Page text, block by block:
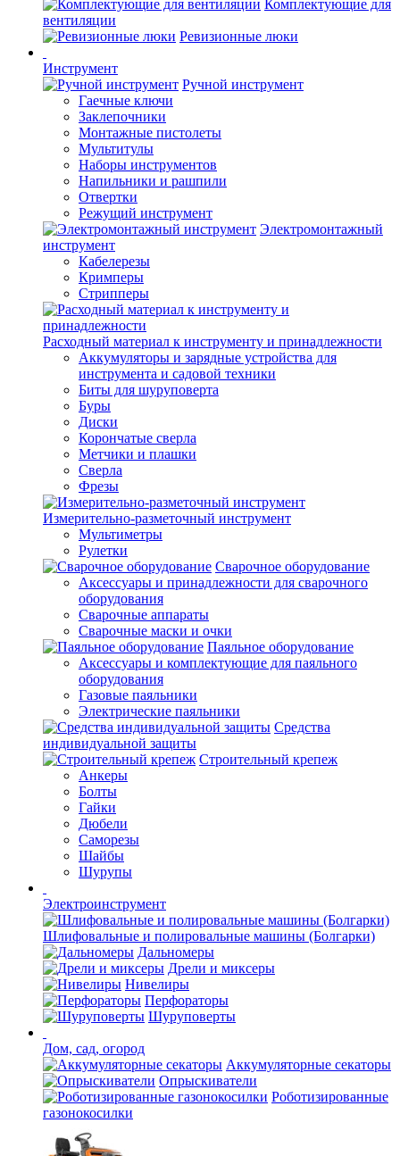
Комплектующие для
вентиляции
Ревизионные люки
Инструмент
Ручной инструмент
Гаечные ключи
Заклепочники
Монтажные пистолеты
Мультитулы
Наборы инструментов
Напильники и рашпили
Отвертки
Режущий инструмент
Электромонтажный
инструмент
Кабелерезы
Кримперы
Стрипперы
Расходный материал к инструменту и принадлежности
Аккумуляторы и зарядные устройства для
инструмента и садовой техники
Биты для шуруповерта
Буры
Диски
Корончатые сверла
Метчики и плашки
Сверла
Фрезы
Измерительно-разметочный инструмент
Мультиметры
Рулетки
Сварочное оборудование
Аксессуары и принадлежности для сварочного
оборудования
Сварочные аппараты
Сварочные маски и очки
Паяльное оборудование
Аксессуары и комплектующие для паяльного
оборудования
Газовые паяльники
Электрические паяльники
Средства
индивидуальной защиты
Строительный крепеж
Анкеры
Болты
Гайки
Дюбели
Саморезы
Шайбы
Шурупы
Электроинструмент
Шлифовальные и полировальные машины (Болгарки)
Дальномеры
Дрели и миксеры
Нивелиры
Перфораторы
Шуруповерты
Дом, сад, огород
Аккумуляторные секаторы
Опрыскиватели
Роботизированные
газонокосилки